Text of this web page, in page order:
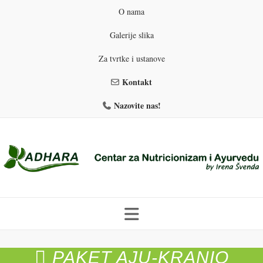
O nama
Galerije slika
Za tvrtke i ustanove
Kontakt
Nazovite nas!
to
PROGRAMI PREHRANE PRIRODNO MRŠAVLJENJE
PAKET AJU-KRANIO